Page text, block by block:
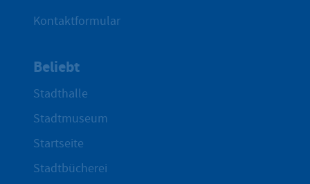
Kontaktformular
Beliebt
Stadthalle
Stadtmuseum
Startseite
Stadtbücherei